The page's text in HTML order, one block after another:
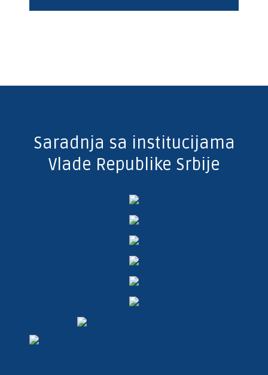
Saradnja sa institucijama
Vlade Republike Srbije